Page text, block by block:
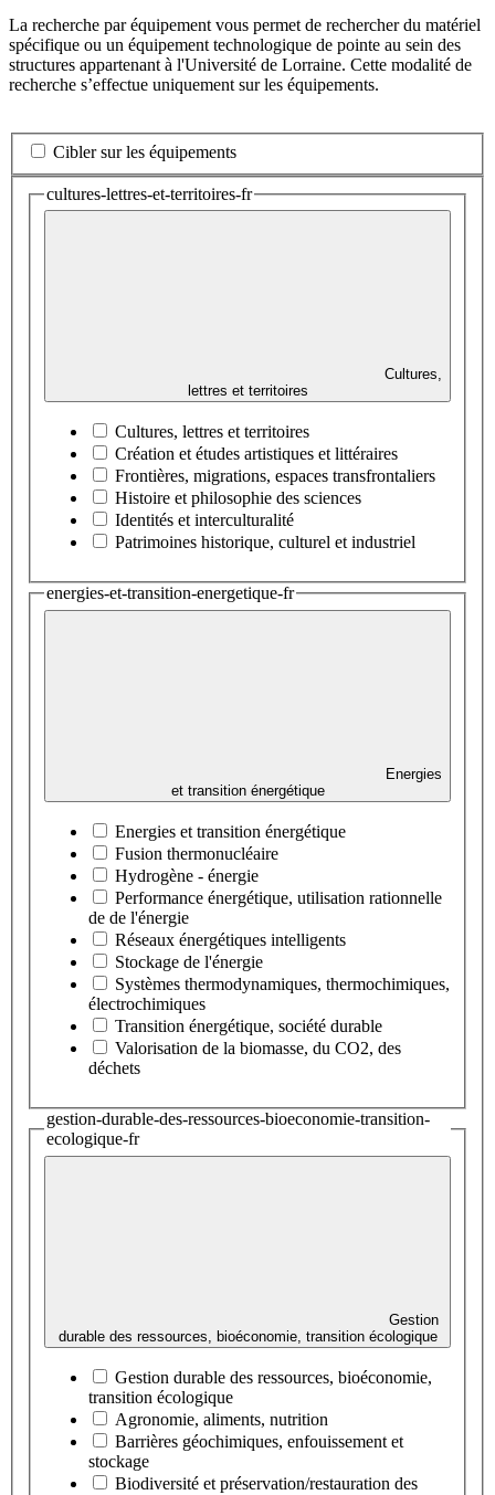
La recherche par équipement vous permet de rechercher du matériel
spécifique ou un équipement technologique de pointe au sein des
structures appartenant à l'Université de Lorraine. Cette modalité de
recherche s’effectue uniquement sur les équipements.
Cibler sur les équipements
cultures-lettres-et-territoires-fr
Cultures,
lettres et territoires
Cultures, lettres et territoires
Création et études artistiques et littéraires
Frontières, migrations, espaces transfrontaliers
Histoire et philosophie des sciences
Identités et interculturalité
Patrimoines historique, culturel et industriel
energies-et-transition-energetique-fr
Energies
et transition énergétique
Energies et transition énergétique
Fusion thermonucléaire
Hydrogène - énergie
Performance énergétique, utilisation rationnelle
de de l'énergie
Réseaux énergétiques intelligents
Stockage de l'énergie
Systèmes thermodynamiques, thermochimiques,
électrochimiques
Transition énergétique, société durable
Valorisation de la biomasse, du CO2, des
déchets
gestion-durable-des-ressources-bioeconomie-transition-
ecologique-fr
Gestion
durable des ressources, bioéconomie, transition écologique
Gestion durable des ressources, bioéconomie,
transition écologique
Agronomie, aliments, nutrition
Barrières géochimiques, enfouissement et
stockage
Biodiversité et préservation/restauration des